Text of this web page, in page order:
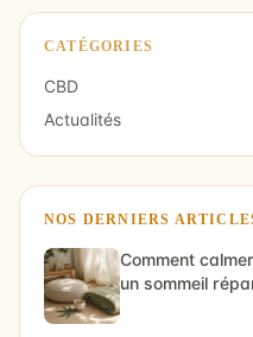
CATÉGORIES
CBD
Actualités
NOS DERNIERS
Comment
un sommeil